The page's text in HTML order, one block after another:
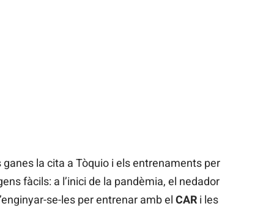
la cita a Tòquio i els entrenaments per
fàcils: a l’inici de la pandèmia, el nedador
se-les per entrenar amb el CAR i les